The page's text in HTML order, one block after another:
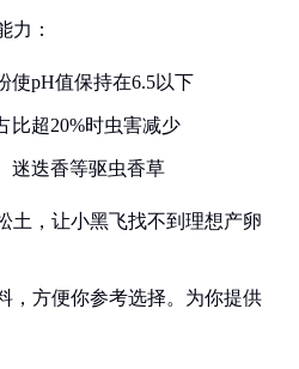
力：
使pH值保持在6.5以下
比超20%时虫害减少
迷迭香等驱虫香草
土，让小黑飞找不到理想产卵
，方便你参考选择。为你提供